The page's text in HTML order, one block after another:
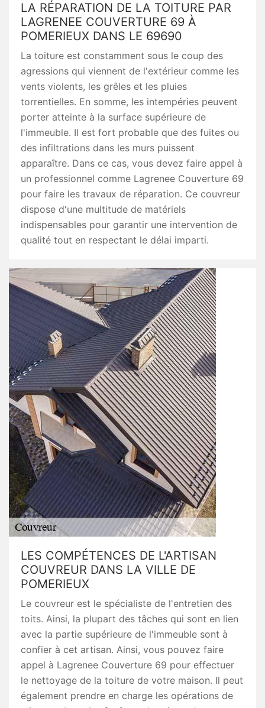
LA RÉPARATION DE LA TOITURE PAR
LAGRENEE COUVERTURE 69 À
POMERIEUX DANS LE 69690
La toiture est constamment sous le coup des
agressions qui viennent de l'extérieur comme les
vents violents, les grêles et les pluies
torrentielles. En somme, les intempéries peuvent
porter atteinte à la surface supérieure de
l'immeuble. Il est fort probable que des fuites ou
des infiltrations dans les murs puissent
apparaître. Dans ce cas, vous devez faire appel à
un professionnel comme Lagrenee Couverture 69
pour faire les travaux de réparation. Ce couvreur
dispose d'une multitude de matériels
indispensables pour garantir une intervention de
qualité tout en respectant le délai imparti.
LES COMPÉTENCES DE L'ARTISAN
COUVREUR DANS LA VILLE DE
POMERIEUX
Le couvreur est le spécialiste de l'entretien des
toits. Ainsi, la plupart des tâches qui sont en lien
avec la partie supérieure de l'immeuble sont à
confier à cet artisan. Ainsi, vous pouvez faire
appel à Lagrenee Couverture 69 pour effectuer
le nettoyage de la toiture de votre maison. Il peut
également prendre en charge les opérations de